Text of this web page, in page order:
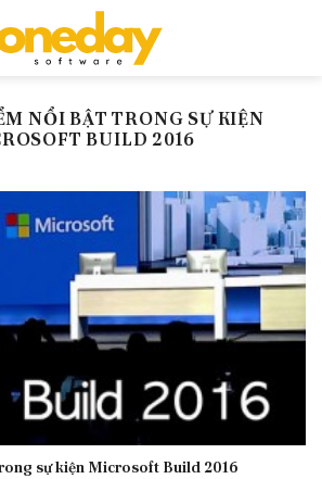
NỔI BẬT TRONG SỰ KIỆN
BUILD 2016
sự kiện Microsoft Build 2016